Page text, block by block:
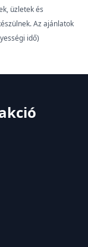
üzletek és
Az ajánlatok
idő)